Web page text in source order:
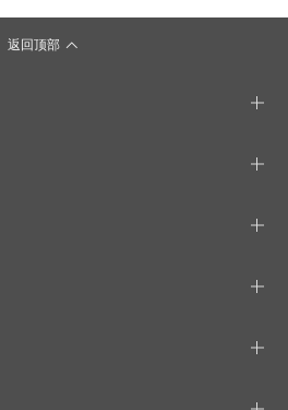
返回顶部